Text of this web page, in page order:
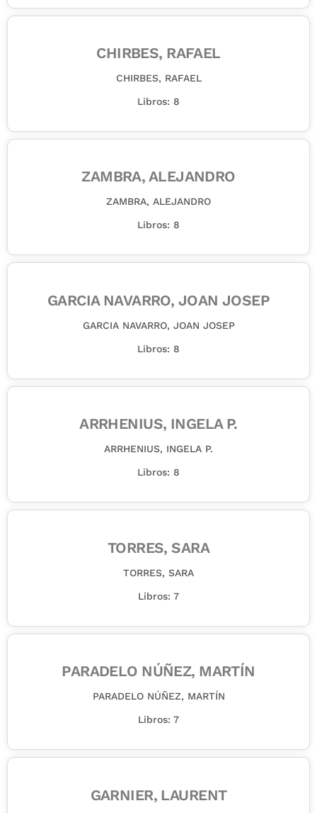
CHIRBES, RAFAEL
CHIRBES, RAFAEL
Libros: 8
ZAMBRA, ALEJANDRO
ZAMBRA, ALEJANDRO
Libros: 8
GARCIA NAVARRO, JOAN JOSEP
GARCIA NAVARRO, JOAN JOSEP
Libros: 8
ARRHENIUS, INGELA P.
ARRHENIUS, INGELA P.
Libros: 8
TORRES, SARA
TORRES, SARA
Libros: 7
PARADELO NÚÑEZ, MARTÍN
PARADELO NÚÑEZ, MARTÍN
Libros: 7
GARNIER, LAURENT